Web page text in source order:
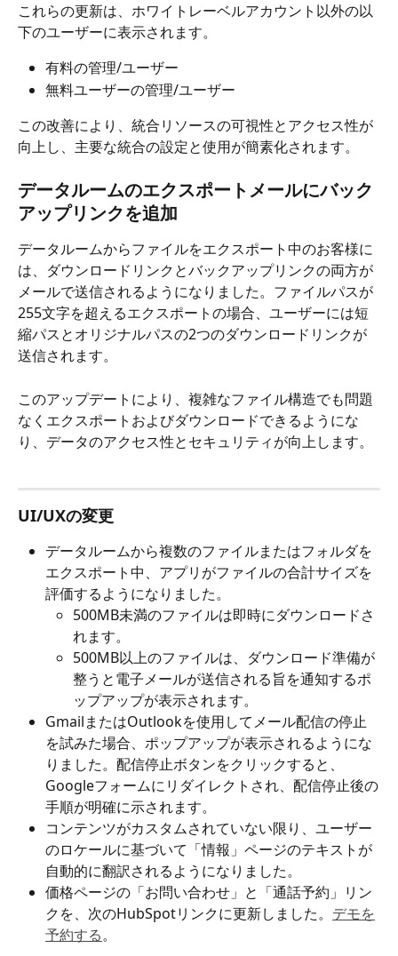
これらの更新は、ホワイトレーベルアカウント以外の以
下のユーザーに表示されます。
有料の管理/ユーザー
無料ユーザーの管理/ユーザー
この改善により、統合リソースの可視性とアクセス性が
向上し、主要な統合の設定と使用が簡素化されます。
データルームのエクスポートメールにバック
アップリンクを追加
データルームからファイルをエクスポート中のお客様に
は、ダウンロードリンクとバックアップリンクの両方が
メールで送信されるようになりました。ファイルパスが
255文字を超えるエクスポートの場合、ユーザーには短
縮パスとオリジナルパスの2つのダウンロードリンクが
送信されます。
このアップデートにより、複雑なファイル構造でも問題
なくエクスポートおよびダウンロードできるようにな
り、データのアクセス性とセキュリティが向上します。
UI/UXの変更
データルームから複数のファイルまたはフォルダを
エクスポート中、アプリがファイルの合計サイズを
評価するようになりました。
500MB未満のファイルは即時にダウンロードさ
れます。
500MB以上のファイルは、ダウンロード準備が
整うと電子メールが送信される旨を通知するポ
ップアップが表示されます。
GmailまたはOutlookを使用してメール配信の停止
を試みた場合、ポップアップが表示されるようにな
りました。配信停止ボタンをクリックすると、
Googleフォームにリダイレクトされ、配信停止後の
手順が明確に示されます。
コンテンツがカスタムされていない限り、ユーザー
のロケールに基づいて「情報」ページのテキストが
自動的に翻訳されるようになりました。
価格ページの「お問い合わせ」と「通話予約」リン
クを、次のHubSpotリンクに更新しました。 デモを
予約する。